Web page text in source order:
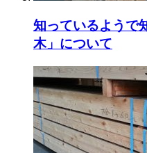
知っているよう
木」について